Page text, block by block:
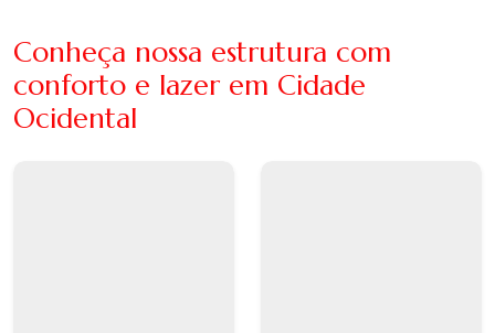
Conheça nossa estrutura com
conforto e lazer em Cidade
Ocidental